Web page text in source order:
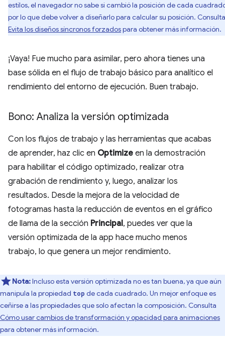
estilos, el navegador no sabe si cambió la posición de cada
por lo que debe volver a diseñarlo para calcular su posición. Consulta
Evita los diseños síncronos forzadospara obtener más información.
¡Vaya! Fue mucho para asimilar, pero ahora tienes una
base sólida en el flujo de trabajo básico para analítico el
rendimiento del entorno de ejecución. Buen trabajo.
Bono: Analiza la versión optimizada
Con los flujos de trabajo y las herramientas que acabas
de aprender, haz clic en Optimize en la demostración
para habilitar el código optimizado, realizar otra
grabación de rendimiento y, luego, analizar los
resultados. Desde la mejora de la velocidad de
fotogramas hasta la reducción de eventos en el gráfico
de llama de la sección Principal, puedes ver que la
versión optimizada de la app hace mucho menos
trabajo, lo que genera un mejor rendimiento.
Nota:Incluso esta versión optimizada no es tan buena, ya que aún
manipula la propiedad top de cada cuadrado. Un mejor enfoque es
ceñirse a las propiedades que solo afectan la composición. Consulta
Cómo usar cambios de transformación y opacidad para animaciones
para obtener más información.